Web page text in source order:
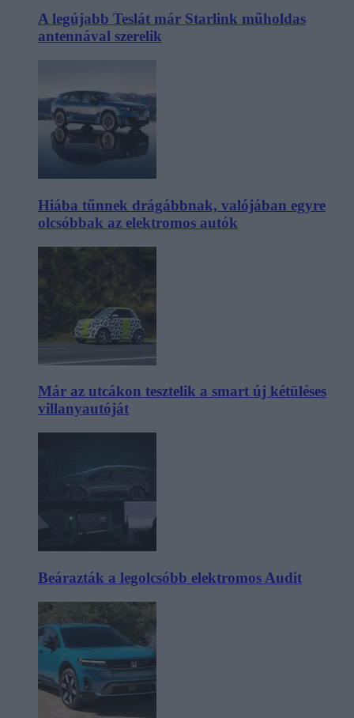
A legújabb Teslát már Starlink műholdas
antennával szerelik
Hiába tűnnek drágábbnak, valójában egyre
olcsóbbak az elektromos autók
Már az utcákon tesztelik a smart új kétüléses
villanyautóját
Beárazták a legolcsóbb elektromos Audit